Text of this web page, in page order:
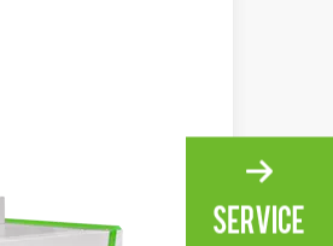
precisión y eficiencia. Esta